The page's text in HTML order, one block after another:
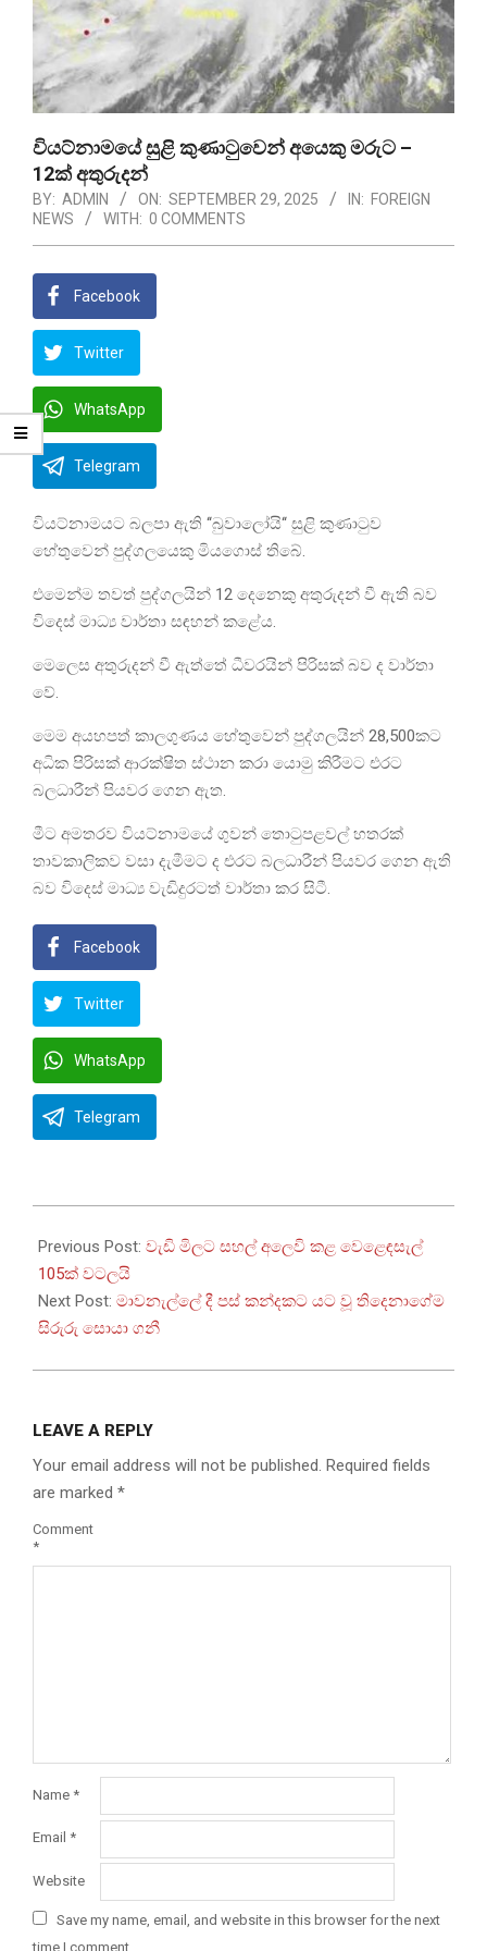
වියට්නාමයේ සුළි කුණාටුවෙන් අයෙකු මරුට –
12ක් අතුරුදන්
BY: ADMIN ON: SEPTEMBER 29, 2025 IN: FOREIGN
NEWS
WITH: 0 COMMENTS
Facebook
Twitter
WhatsApp
Telegram
වියට්නාමයට බලපා ඇති ‘‘බුවාලෝයි‘‘ සුළි කුණාටුව
හේතුවෙන් පුද්ගලයෙකු මියගොස් තිබේ.
එමෙන්ම තවත් පුද්ගලයින් 12 දෙනෙකු අතුරුදන් වී ඇති බව
විදෙස් මාධ්‍ය වාර්තා සඳහන් කළේය.
මෙලෙස අතුරුදන් වී ඇත්තේ ධීවරයින් පිරිසක් බව ද වාර්තා
වේ.
මෙම අයහපත් කාලගුණය හේතුවෙන් පුද්ගලයින් 28,500කට
අධික පිරිසක් ආරක්ෂිත ස්ථාන කරා යොමු කිරීමට එරට
බලධාරීන් පියවර ගෙන ඇත.
මීට අමතරව වියට්නාමයේ ගුවන් තොටුපළවල් හතරක්
තාවකාලිකව වසා දැමීමට ද එරට බලධාරීන් පියවර ගෙන ඇති
බව විදෙස් මාධ්‍ය වැඩිදුරටත් වාර්තා කර සිටී.
Facebook
Twitter
WhatsApp
Telegram
09-
29
Previous Post: වැඩි මිලට සහල් අලෙවි කළ වෙළෙඳසැල්
105ක් වටලයි
Next Post: මාවනැල්ලේ දී පස් කන්දකට යට වූ තිදෙනාගේම
සිරුරු සොයා ගනී
LEAVE A REPLY
Your email address will not be published. Required fields
are marked *
Comment
*
Name *
Email *
Website
Save my name, email, and website in this browser for the next
time I comment.